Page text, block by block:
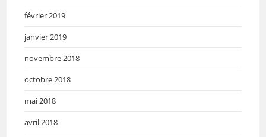
février 2019
janvier 2019
novembre 2018
octobre 2018
mai 2018
avril 2018